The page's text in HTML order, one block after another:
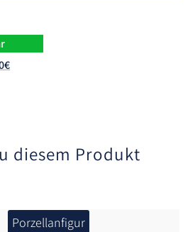
diesem Produkt
Porzellanfigur